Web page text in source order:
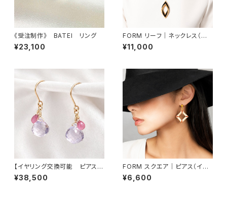
《受注制作》 BATEI リング
¥23,100
FORM リーフ｜ネックレス（ネッ
クレス取り外し可能）
¥11,000
【イヤリング交換可能 ピアス】
アメシスティンクォーツ サフ
ァイア
¥38,500
FORM スクエア｜ピアス（イヤ
リング交換可）
¥6,600